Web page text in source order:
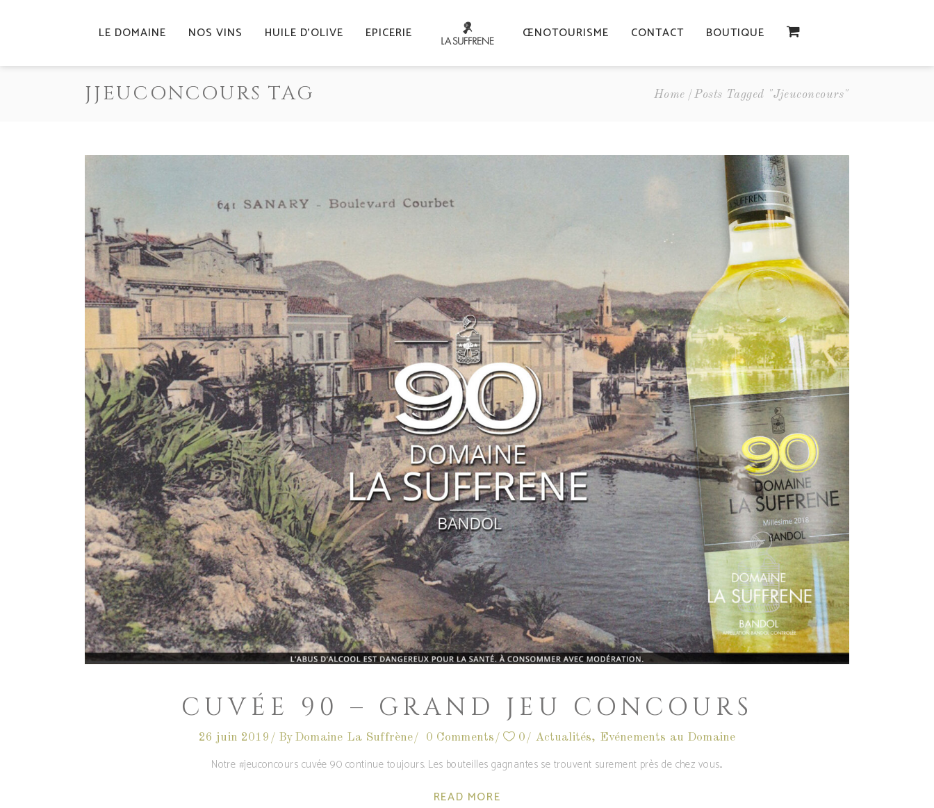
LE DOMAINE NOS VINS HUILE D’OLIVE EPICERIE ŒNOTOURISME CONTACT BOUTIQUE
JJEUCONCOURS TAG Home Posts Tagged "jjeuconcours"
CUVÉE 90 – GRAND JEU CONCOURS
26 juin 2019 By Domaine La Suffrène 0 Comments 0 Actualités, Evénements au Domaine
Notre #jeuconcours cuvée 90 continue toujours. Les bouteilles gagnantes se trouvent surement près de chez vous
READ MORE